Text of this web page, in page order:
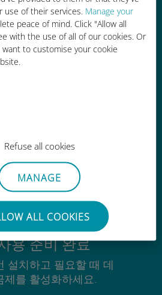
use of their services. Manage your
peace of mind. Click "Allow all
with the use of all of our cookies. Or
to customise your cookie
Refuse all cookies
MANAGE
ALL COOKIES
편한 충전
데이터가 없어도 Ubigi
어디서나 사용 가능
를 제거할 필요가 없습
니다.
용 준비 완료
설치하고 필요할 때 데
제를 활성화하세요.